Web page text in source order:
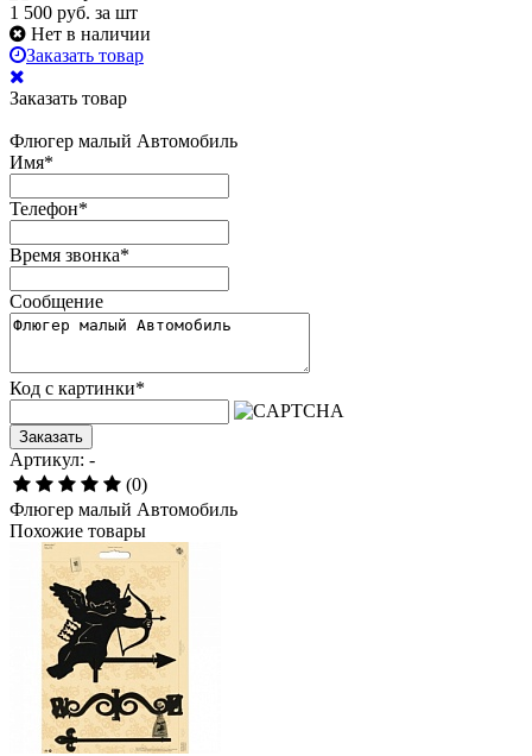
1 500 руб. за шт
Нет в наличии
Заказать товар
Заказать товар
Флюгер малый Автомобиль
Имя*
Телефон*
Время звонка*
Сообщение
Код с картинки*
Заказать
Артикул: -
(0)
Флюгер малый Автомобиль
Похожие товары